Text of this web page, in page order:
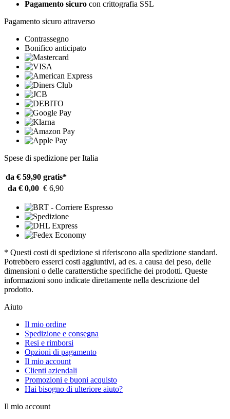
Pagamento sicuro con crittografia SSL
Pagamento sicuro attraverso
Contrassegno
Bonifico anticipato
Spese di spedizione per Italia
da € 59,90 gratis*
da € 0,00 € 6,90
* Questi costi di spedizione si riferiscono alla spedizione standard.
Potrebbero esserci costi aggiuntivi, ad es. a causa del peso, delle
dimensioni o delle caratterstiche specifiche dei prodotti. Queste
informazioni sono indicate direttamente nella descrizione del
prodotto.
Aiuto
Il mio ordine
Spedizione e consegna
Resi e rimborsi
Opzioni di pagamento
Il mio account
Clienti aziendali
Promozioni e buoni acquisto
Hai bisogno di ulteriore aiuto?
Il mio account